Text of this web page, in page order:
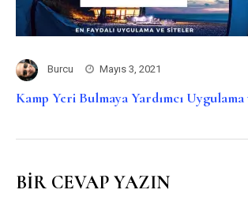
Burcu Mayıs 3, 2021
Kamp Yeri Bulmaya Yardımcı
BIR CEVAP YAZIN